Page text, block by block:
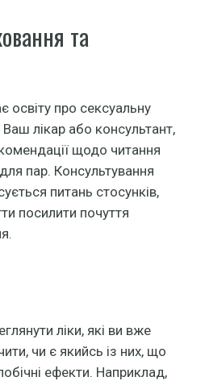
та
освіту про сексуальну
лікар або консультант,
щодо читання
пар. Консультування
питань стосунків,
посилити почуття
ліки, які ви вже
чи є якийсь із них, що
ефекти. Наприклад,